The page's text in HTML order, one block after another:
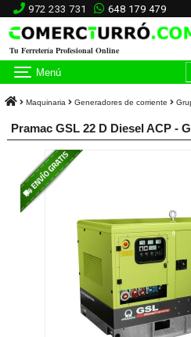
972 233 731 648 179 479
Tu Ferretería Profesional Online
Menú
Maquinaria Generadores de corriente
Pramac GSL 22 D Diesel ACP -